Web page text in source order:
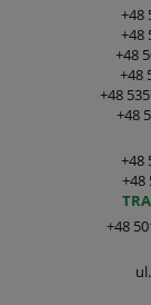
+48
+48
+48
+48
+48
+48
+48
+48
+48